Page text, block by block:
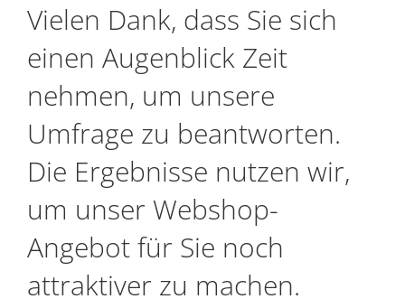
Vielen Dank, dass Sie sich
einen Augenblick Zeit
nehmen, um unsere
Umfrage zu beantworten.
Die Ergebnisse nutzen wir,
um unser Webshop-
Angebot für Sie noch
attraktiver zu machen.